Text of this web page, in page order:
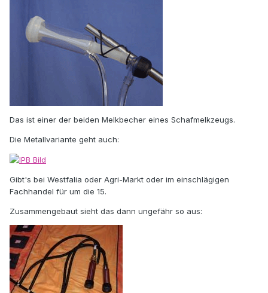
Das ist einer der beiden Melkbecher eines Schafmelkzeugs.
Die Metallvariante geht auch:
Gibt's bei Westfalia oder Agri-Markt oder im einschlägigen
Fachhandel für um die 15.
Zusammengebaut sieht das dann ungefähr so aus: